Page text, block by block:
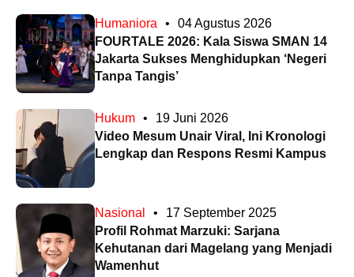
Humaniora •
04 Agustus 2026
FOURTALE 2026: Kala Siswa SMAN 14
Jakarta Sukses Menghidupkan ‘Negeri
Tanpa Tangis’
Hukum •
19 Juni 2026
Video Mesum Unair Viral, Ini Kronologi
Lengkap dan Respons Resmi Kampus
Nasional •
17 September 2025
Profil Rohmat Marzuki: Sarjana
Kehutanan dari Magelang yang Menjadi
Wamenhut